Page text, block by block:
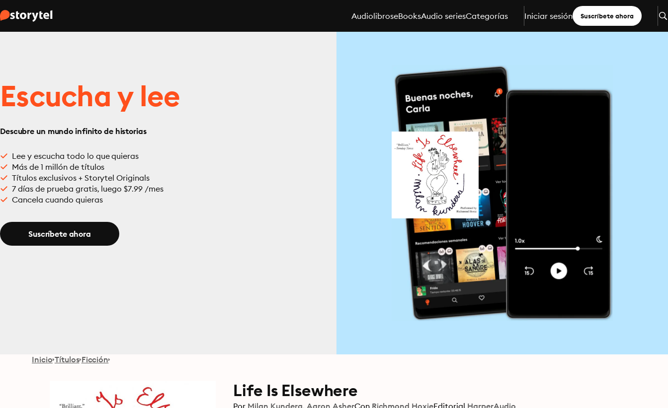
AudiolibroseBooksAudio seriesCategorías Iniciar sesión Suscríbete ahora
Escucha y lee
Descubre un mundo infinito de historias
Lee y escucha todo lo que quieras
Más de 1 millón de títulos
Títulos exclusivos + Storytel Originals
7 días de prueba gratis, luego $7.99 /mes
Cancela cuando quieras
Suscríbete ahora
Inicio Títulos Ficción
Life Is Elsewhere
Por Milan Kundera Aaron AsherCon Richmond HoxieEditorial HarperAudio